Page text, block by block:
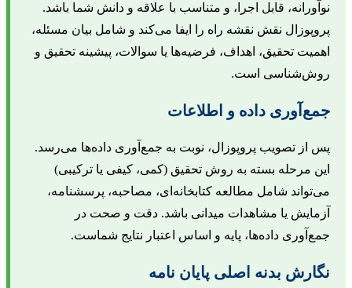
قابل اجرا، و متناسب با علاقه و دانش شما باشد.
نقش نقشه راه را ایفا می‌کند و شامل بیان مسئله،
تحقیق، اهداف، فرضیه‌ها یا سوالات، پیشینه تحقیق و
است.
داده و اطلاعات
از تصویب پروپوزال، نوبت به جمع‌آوری داده‌ها می‌رسد.
مرحله بسته به روش تحقیق (کمی، کیفی یا ترکیبی)
شامل مطالعه کتابخانه‌ای، مصاحبه، پرسشنامه،
یا مشاهدات میدانی باشد. دقت و صحت در
داده‌ها، پایه و اساس اعتبار نتایج شماست.
بدنه اصلی پایان نامه